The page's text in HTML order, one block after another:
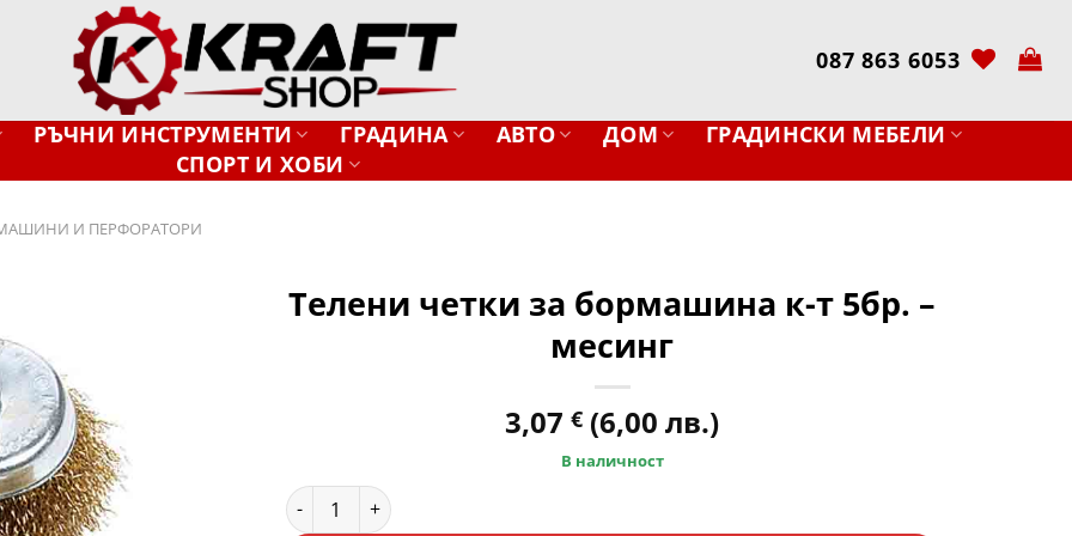
087 863 6053
РЪЧНИ ИНСТРУМЕНТИ ГРАДИНА АВТО ДОМ
ГРАДИНСКИ МЕБЕЛИ
СПОРТ И ХОБИ
И ПЕРФОРАТОРИ
Телени четки за бормашина к-т 5бр. –
месинг
3,07 € (6,00 лв.)
В наличност
количество за Телени четки за бормашина к-т 5бр. - месинг